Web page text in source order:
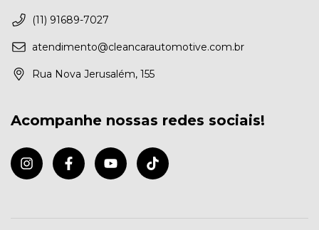
(11) 91689-7027
atendimento@cleancarautomotive.com.br
Rua Nova Jerusalém, 155
Acompanhe nossas redes sociais!